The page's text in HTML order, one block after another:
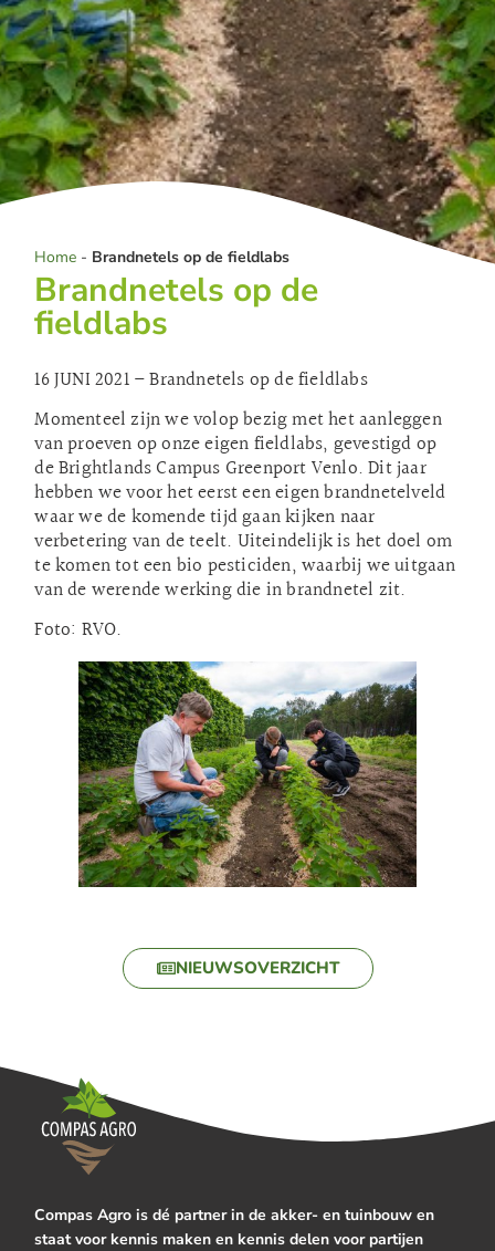
Home - Brandnetels op de fieldlabs
Brandnetels op de
fieldlabs
16 JUNI 2021 – Brandnetels op de fieldlabs
Momenteel zijn we volop bezig met het aanleggen
van proeven op onze eigen fieldlabs, gevestigd op
de Brightlands Campus Greenport Venlo. Dit jaar
hebben we voor het eerst een eigen brandnetelveld
waar we de komende tijd gaan kijken naar
verbetering van de teelt. Uiteindelijk is het doel om
te komen tot een bio pesticiden, waarbij we uitgaan
van de werende werking die in brandnetel zit.
Foto: RVO.
NIEUWSOVERZICHT
Compas Agro is dé partner in de akker- en tuinbouw en
staat voor kennis maken en kennis delen voor partijen